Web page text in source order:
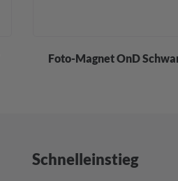
Foto-Magnet OnD
Schnelleinstieg